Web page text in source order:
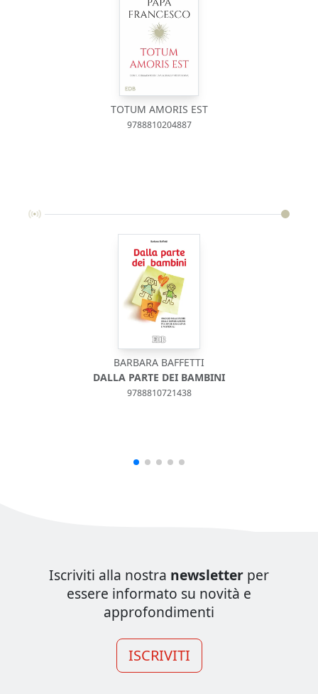
TOTUM AMORIS EST
9788810204887
BARBARA BAFFETTI
DALLA PARTE DEI BAMBINI
9788810721438
Iscriviti alla nostra newsletter per
essere informato su novità e
approfondimenti
ISCRIVITI